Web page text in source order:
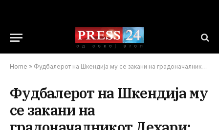
Home » Фудбалерот на Шкендија му се закани на градоначалникот Дехари: Ми го навредуваш семејството – нема да седиме со скрстени раце
Фудбалерот на Шкендија му
се закани на